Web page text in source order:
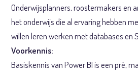
Onderwijsplanners, roostermakers en
het onderwijs die al ervaring hebben
willen leren werken met databases en
Voorkennis:
Basiskennis van Power BI is een pré,